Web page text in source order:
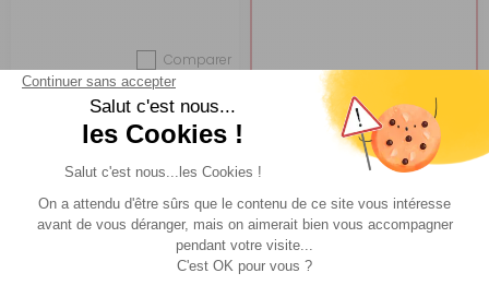
Comparer
VW Collection
Réf : 872796 EN STOCK
15,95 €
Purvario by DÖRR
Réf : P001439 EN STOCK
CHOISIR LE
MODÈLE
A partir de :